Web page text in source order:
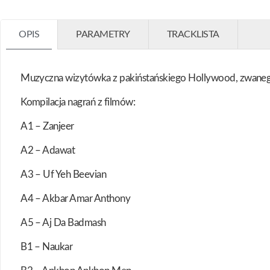
OPIS PARAMETRY TRACKLISTA
Muzyczna wizytówka z pakiństańskiego Hollywood,
Kompilacja nagrań z filmów:
A1 – Zanjeer
A2 – Adawat
A3 – Uf Yeh Beevian
A4 – Akbar Amar Anthony
A5 – Aj Da Badmash
B1 – Naukar